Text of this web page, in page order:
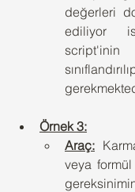
değerleri
ediliyor
Örnek 3:
Araç:
veya formül